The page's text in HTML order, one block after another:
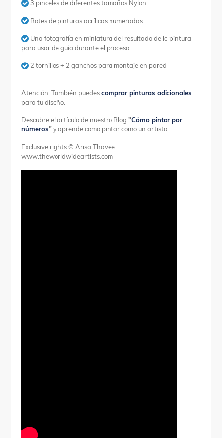
3 pinceles de diferentes tamaños Nylon
Botes de pinturas acrílicas numeradas
Una fotografía en miniatura del resultado de la pintura
para usar de guía durante el proceso
2 tornillos + 2 ganchos para montaje en pared
Atención: También puedescomprar pinturas adicionales
para tu diseño.
Descubre el artículo de nuestro Blog "Cómo pintar por
números"y aprende como pintar como un artista.
Exclusive rights © Arisa Thavee.
www.theworldwideartists.com